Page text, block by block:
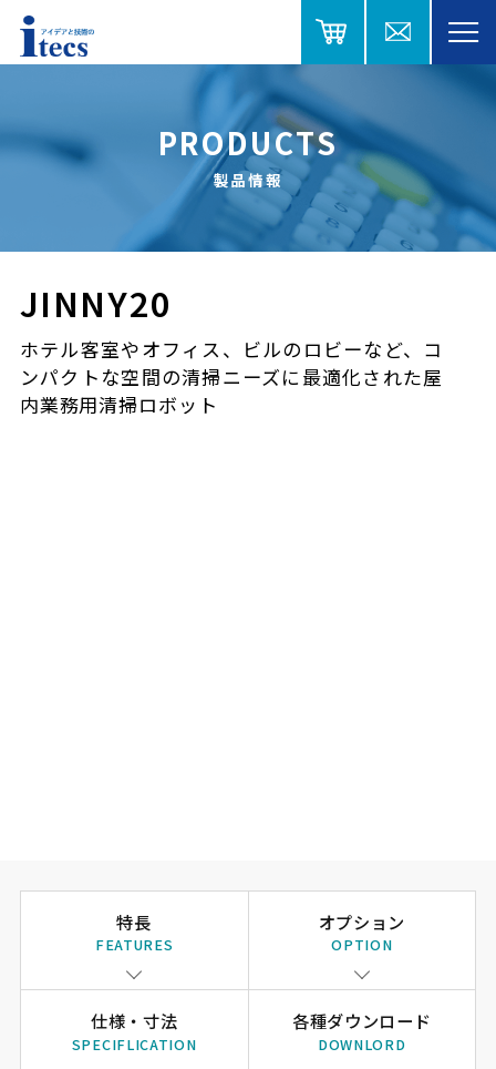
PRODUCTS
製品情報
JINNY20
ホテル客室やオフィス、ビルのロビーなど、コ
ンパクトな空間の清掃ニーズに最適化された屋
内業務用清掃ロボット
特長
FEATURES
オプション
OPTION
仕様・寸法
SPECIFLICATION
各種ダウンロード
DOWNLORD